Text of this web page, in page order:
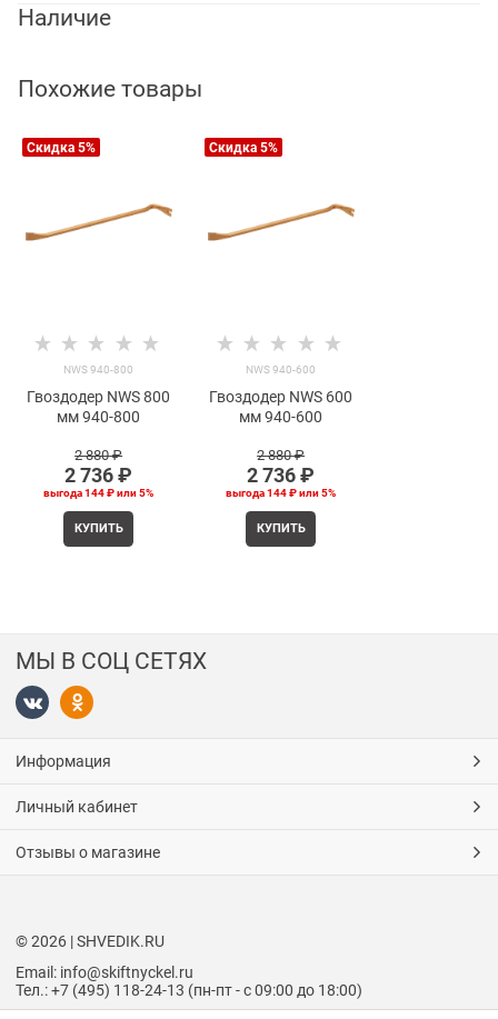
Наличие
Похожие товары
Скидка 5%
NWS 940-800
Гвоздодер NWS 800
мм 940-800
2 880 ₽
2 736 ₽
выгода144 ₽или5%
КУПИТЬ
Скидка 5%
NWS 940-600
Гвоздодер NWS 600
мм 940-600
2 880 ₽
2 736 ₽
выгода144 ₽или5%
КУПИТЬ
МЫ В СОЦ СЕТЯХ
Информация
Личный кабинет
Отзывы о магазине
© 2026 | SHVEDIK.RU
Email: info@skiftnyckel.ru
Тел.: +7 (495) 118-24-13 (пн-пт - с 09:00 до 18:00)